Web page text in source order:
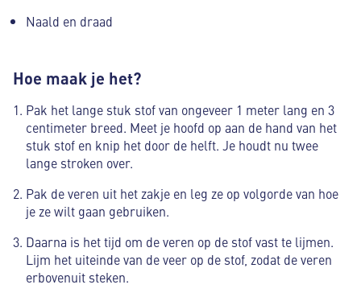
Naald en draad
Hoe maak je het?
Pak het lange stuk stof van ongeveer 1 meter lang en 3
centimeter breed. Meet je hoofd op aan de hand van het
stuk stof en knip het door de helft. Je houdt nu twee
lange stroken over.
Pak de veren uit het zakje en leg ze op volgorde van hoe
je ze wilt gaan gebruiken.
Daarna is het tijd om de veren op de stof vast te lijmen.
Lijm het uiteinde van de veer op de stof, zodat de veren
erbovenuit steken.